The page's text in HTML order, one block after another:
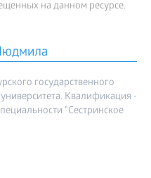
на данном ресурсе.
государственного
Квалификация -
"Сестринское